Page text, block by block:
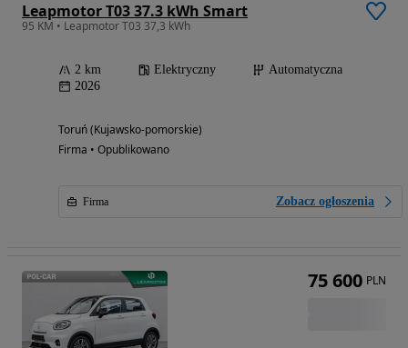
Leapmotor T03 37.3 kWh Smart
95 KM • Leapmotor T03 37,3 kWh
2 km Elektryczny
Automatyczna
2026
Toruń (Kujawsko-pomorskie)
Firma • Opublikowano
Firma Zobacz ogłoszenia
75 600 PLN